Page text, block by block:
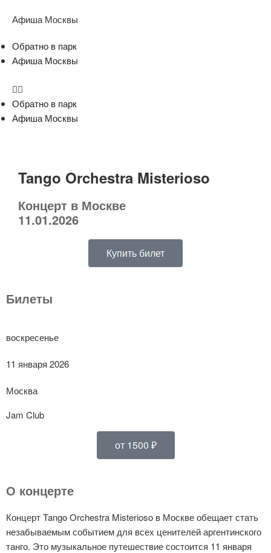
Афиша Москвы
Обратно в парк
Афиша Москвы
Обратно в парк
Афиша Москвы
Tango Orchestra Misterioso
Концерт в Москве
11.01.2026
Купить билет
Билеты
воскресенье
11 января 2026
Москва
Jam Club
от 1500 ₽
О концерте
Концерт Tango Orchestra Misterioso в Москве обещает стать
незабываемым событием для всех ценителей аргентинского
танго. Это музыкальное путешествие состоится 11 января